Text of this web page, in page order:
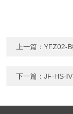
上一篇：YFZ02-
下一篇：JF-HS-